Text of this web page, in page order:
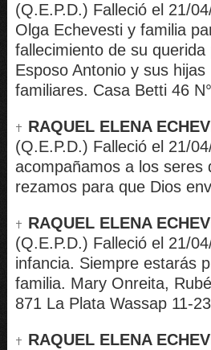
(Q.E.P.D.) Falleció el 21/
Olga Echevesti y familia
fallecimiento de su
Esposo Antonio y sus
familiares. Casa Betti 46
RAQUEL ELENA
(Q.E.P.D.) Falleció el 21/
acompañamos a los seres
rezamos para que Dios
RAQUEL ELENA
(Q.E.P.D.) Falleció el 21/
infancia. Siempre estarás
familia. Mary Onreita,
871 La Plata Wassap 11-
RAQUEL ELENA